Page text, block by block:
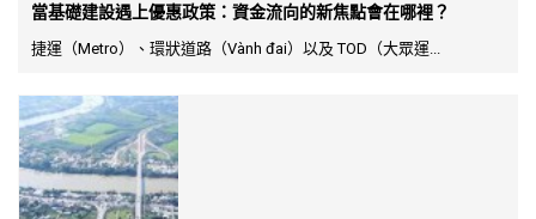
當基礎建設遇上優惠政策：資金流向的新焦點會在哪裡？
捷運（Metro）、環狀道路（Vành đai）以及 TOD（大眾運...